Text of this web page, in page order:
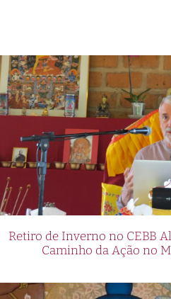
Retiro de Inverno no CEBB
Caminho da Ação no